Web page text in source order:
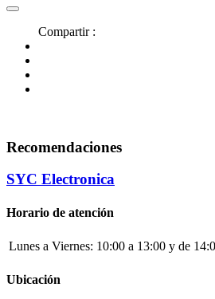
Compartir :
Recomendaciones
SYC Electronica
Horario de atención
Lunes a Viernes: 10:00 a 13:00 y de
Ubicación